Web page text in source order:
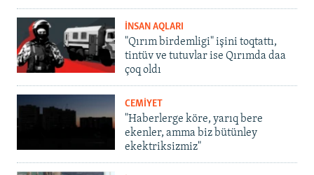
İNSAN AQLARI
"Qırım birdemligi" işini toqtattı,
tintüv ve tutuvlar ise Qırımda daa
çoq oldı
CEMİYET
"Haberlerge köre, yarıq bere
ekenler, amma biz bütünley
ekektriksizmiz"